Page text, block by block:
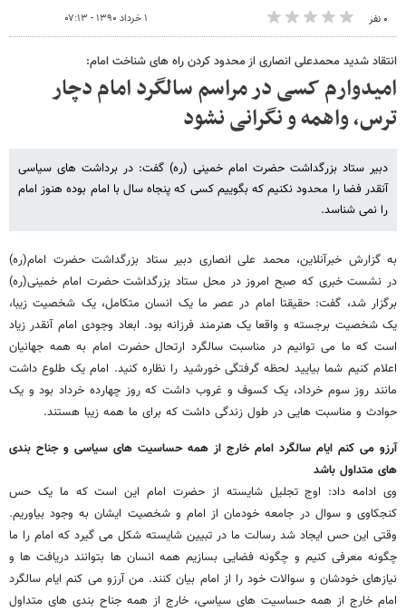
۰ نفر ۱ خرداد ۱۳۹۰ - ۰۷:۱۳
انتقاد شدید محمدعلی انصاری از محدود کردن راه های شناخت امام:
امیدوارم کسی در مراسم سالگرد امام دچار
ترس، واهمه و نگرانی نشود
دبیر ستاد بزرگداشت حضرت امام خمینی (ره) گفت: در برداشت های سیاسی
آنقدر فضا را محدود نکنیم که بگوییم کسی که پنجاه سال با امام بوده هنوز امام
را نمی شناسد.
به گزارش خبرآنلاین، محمد علی انصاری دبیر ستاد بزرگداشت حضرت امام(ره)
در نشست خبری که صبح امروز در محل ستاد بزرگداشت حضرت امام خمینی(ره)
برگزار شد، گفت: حقیقتا امام در عصر ما یک انسان متکامل، یک شخصیت زیبا،
یک شخصیت برجسته و واقعا یک هنرمند فرزانه بود. ابعاد وجودی امام آنقدر زیاد
است که ما می توانیم در مناسبت سالگرد ارتحال حضرت امام به همه جهانیان
اعلام کنیم شما بیایید لحظه گرفتگی خورشید را نظاره کنید. امام یک طلوع داشت
مانند روز سوم خرداد، یک کسوف و غروب داشت که روز چهارده خرداد بود و یک
حوادث و مناسبت هایی در طول زندگی داشت که برای ما همه زیبا هستند.
آرزو می کنم ایام سالگرد امام خارج از همه حساسیت های سیاسی و جناح بندی
های متداول باشد
وی ادامه داد: اوج تجلیل شایسته از حضرت امام این است که ما یک حس
کنجکاوی و سوال در جامعه خودمان از امام و شخصیت ایشان به وجود بیاوریم.
وقتی این حس ایجاد شد رسالت ما در تبیین شایسته شکل می گیرد که امام را ما
چگونه معرفی کنیم و چگونه فضایی بسازیم همه انسان ها بتوانند دریافت ها و
نیازهای خودشان و سوالات خود را از امام بیان کنند. من آرزو می کنم ایام سالگرد
امام خارج از همه حساسیت های سیاسی، خارج از همه جناح بندی های متداول